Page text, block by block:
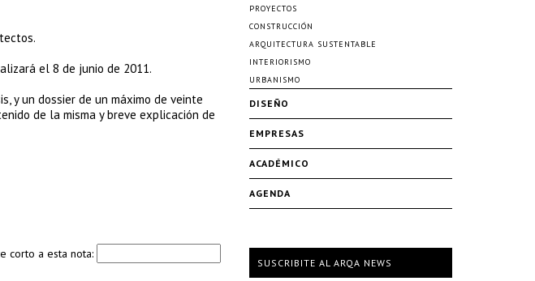
el 8 de junio de 2011.
y un dossier de un máximo de veinte
de la misma y breve explicación de
corto a esta nota:
PROYECTOS
CONSTRUCCIÓN
ARQUITECTURA SUSTENTABLE
INTERIORISMO
URBANISMO
DISEÑO
EMPRESAS
ACADÉMICO
AGENDA
SUSCRIBITE AL ARQA NEWS